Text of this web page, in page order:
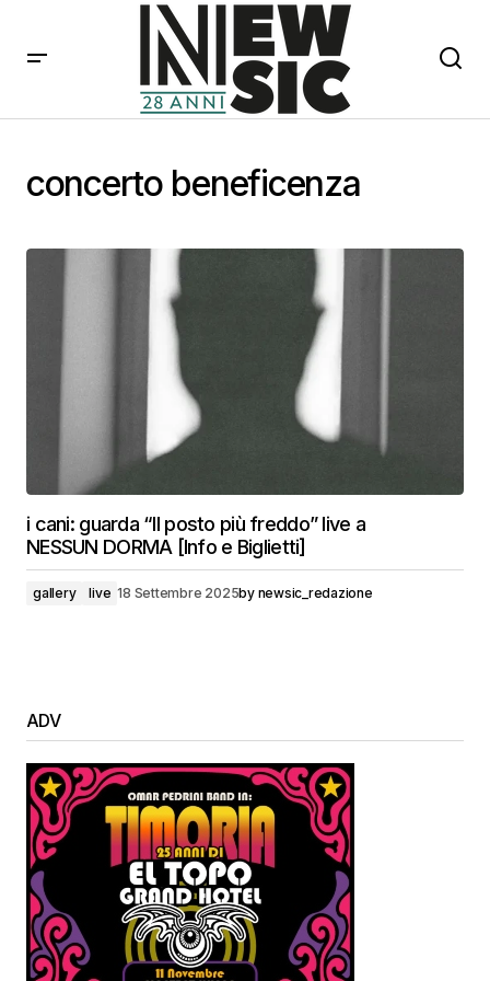
concerto beneficenza
i cani: guarda “Il posto più freddo” live a
NESSUN DORMA [Info e Biglietti]
gallery live 18 Settembre 2025by newsic_redazione
ADV